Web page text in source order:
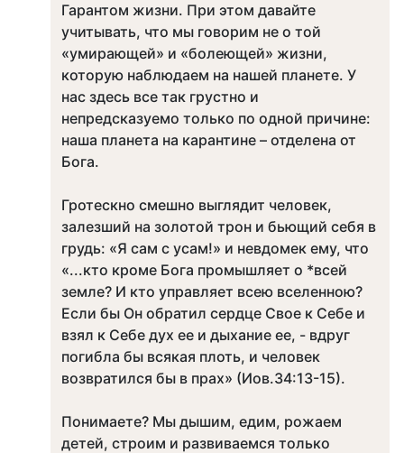
Гарантом жизни. При этом давайте
учитывать, что мы говорим не о той
«умирающей» и «болеющей» жизни,
которую наблюдаем на нашей планете. У
нас здесь все так грустно и
непредсказуемо только по одной причине:
наша планета на карантине – отделена от
Бога.
Гротескно смешно выглядит человек,
залезший на золотой трон и бьющий себя в
грудь: «Я сам с усам!» и невдомек ему, что
«...кто кроме Бога промышляет о *всей
земле? И кто управляет всею вселенною?
Если бы Он обратил сердце Свое к Себе и
взял к Себе дух ее и дыхание ее, - вдруг
погибла бы всякая плоть, и человек
возвратился бы в прах» (Иов.34:13-15).
Понимаете? Мы дышим, едим, рожаем
детей, строим и развиваемся только